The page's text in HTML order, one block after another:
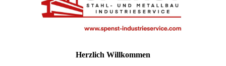
Herzlich Willkommen